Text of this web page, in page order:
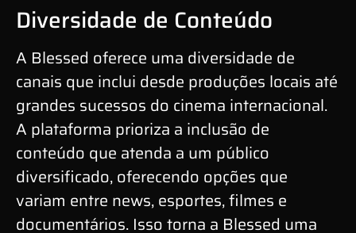
Diversidade de Conteúdo
A Blessed oferece uma diversidade de
canais que inclui desde produções locais até
grandes sucessos do cinema internacional.
A plataforma prioriza a inclusão de
conteúdo que atenda a um público
diversificado, oferecendo opções que
variam entre news, esportes, filmes e
documentários. Isso torna a Blessed uma